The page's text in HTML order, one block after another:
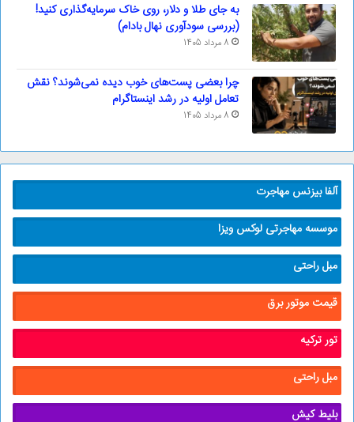
به جای طلا و دلار، روی خاک سرمایه‌گذاری کنید!
(بررسی سودآوری نهال بادام)
8 مرداد 1405
چرا بعضی پست‌های خوب دیده نمی‌شوند؟ نقش
تعامل اولیه در رشد اینستاگرام
8 مرداد 1405
آلفا بیزنس مهاجرت
موسسه مهاجرتی لوکس ویزا
مبل راحتی
قیمت موتور برق
تور ترکیه
مبل راحتی
بلیط کیش